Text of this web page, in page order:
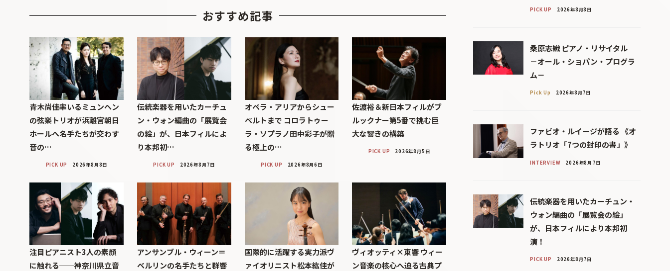
おすすめ記事
青木尚佳率いるミュンヘン
の弦楽トリオが浜離宮朝日
ホールへ――名手たちが交わす
音の…
PICK UP 2026年8月8日
伝統楽器を用いたカーチュ
ン・ウォン編曲の「展覧会
の絵」が、日本フィルによ
り本邦初…
PICK UP 2026年8月7日
オペラ・アリアからシュー
ベルトまで コロラトゥー
ラ・ソプラノ田中彩子が贈
る極上の…
PICK UP 2026年8月6日
佐渡裕＆新日本フィルがブ
ルックナー第5番で挑む巨
大な響きの構築
PICK UP 2026年8月5日
注目ピアニスト3人の素顔
に触れる──神奈川県立音
アンサンブル・ウィーン＝
ベルリンの名手たちと群響
国際的に活躍する実力派ヴ
ァイオリニスト松本紘佳が
ヴィオッティ×東響 ウィー
ン音楽の核心へ迫る古典プ
PICK UP 2026年8月8日
桑原志織 ピアノ・リサイタル
－オール・ショパン・プログラ
ム－
Pick Up 2026年8月7日
ファビオ・ルイージが語る 《オ
ラトリオ「7つの封印の書」》
INTERVIEW 2026年8月7日
伝統楽器を用いたカーチュン・
ウォン編曲の「展覧会の絵」
が、日本フィルにより本邦初
演！
PICK UP 2026年8月7日